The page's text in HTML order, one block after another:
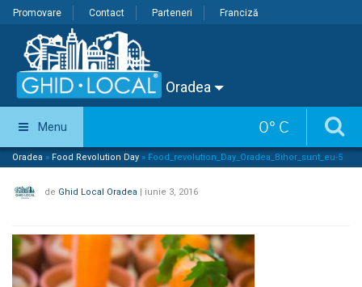
Promovare Contact Parteneri Franciză
Oradea
0° C
Menu
Oradea » Food Revolution Day » Food_revolution_Day_Oradea_Bihor_sunt_eu-5
de Ghid Local Oradea | iunie 3, 2016